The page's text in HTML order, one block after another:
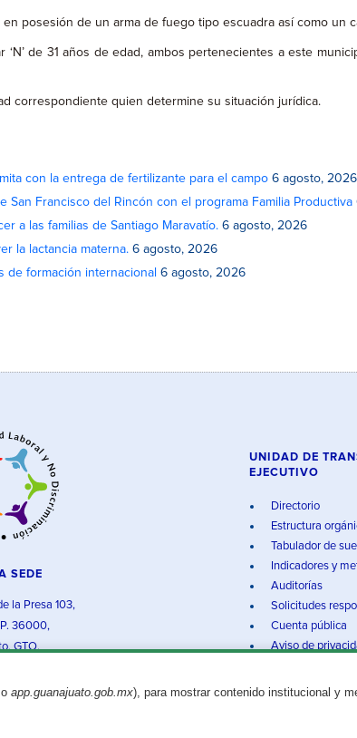
posesión de un arma de fuego tipo escuadra así como un
‘N’ de 31 años de edad, ambos pertenecientes a este
correspondiente quien determine su situación jurídica.
con la entrega de fertilizante para el campo 6 agosto, 2026
San Francisco del Rincón con el programa Familia Productiva
a las familias de Santiago Maravatío. 6 agosto, 2026
la lactancia materna. 6 agosto, 2026
de formación internacional 6 agosto, 2026
app.guanajuato.gob.mx), para mostrar contenido institucional y
SEDE
la Presa 103,
36000,
GTO.
UNIDAD DE
EJECUTIVO
Directorio
Estructura
Tabulador de
Indicadores y
Auditorías
Solicitudes
Cuenta pública
Aviso de
Aviso legal© 2025 Gobierno del Estado de Guanajuato